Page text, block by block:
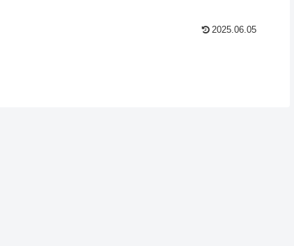
2025.06.05